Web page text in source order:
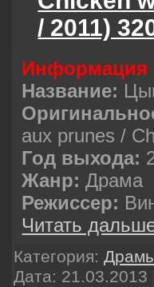
/ 2011)
Название:
aux prunes /
Год выхода:
Жанр: Драма
Режиссер:
Читать
Категория:
Дата: 21.03.2013